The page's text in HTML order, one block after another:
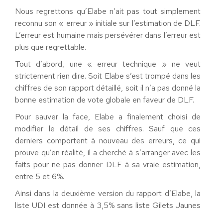
Nous regrettons qu’Elabe n’ait pas tout simplement
reconnu son « erreur » initiale sur l’estimation de DLF.
L’erreur est humaine mais persévérer dans l’erreur est
plus que regrettable.
Tout d’abord, une « erreur technique » ne veut
strictement rien dire. Soit Elabe s’est trompé dans les
chiffres de son rapport détaillé, soit il n’a pas donné la
bonne estimation de vote globale en faveur de DLF.
Pour sauver la face, Elabe a finalement choisi de
modifier le détail de ses chiffres. Sauf que ces
derniers comportent à nouveau des erreurs, ce qui
prouve qu’en réalité, il a cherché à s’arranger avec les
faits pour ne pas donner DLF à sa vraie estimation,
entre 5 et 6%.
Ainsi dans la deuxième version du rapport d’Elabe, la
liste UDI est donnée à 3,5% sans liste Gilets Jaunes